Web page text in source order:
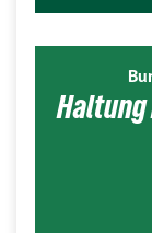
Haltung